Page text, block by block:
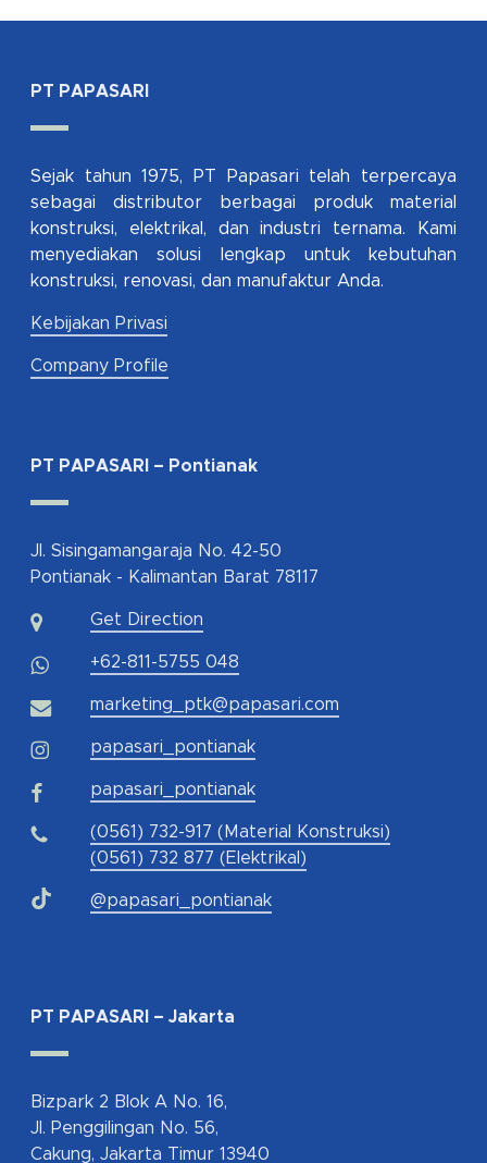
PT PAPASARI
Sejak tahun 1975, PT Papasari telah terpercaya
sebagai distributor berbagai produk material
konstruksi, elektrikal, dan industri ternama. Kami
menyediakan solusi lengkap untuk kebutuhan
konstruksi, renovasi, dan manufaktur Anda.
Kebijakan Privasi
Company Profile
PT PAPASARI – Pontianak
Jl. Sisingamangaraja No. 42-50
Pontianak - Kalimantan Barat 78117
Get Direction
+62-811-5755 048
marketing_ptk@papasari.com
papasari_pontianak
papasari_pontianak
(0561) 732-917 (Material Konstruksi)
(0561) 732 877 (Elektrikal)
@papasari_pontianak
PT PAPASARI – Jakarta
Bizpark 2 Blok A No. 16,
Jl. Penggilingan No. 56,
Cakung, Jakarta Timur 13940